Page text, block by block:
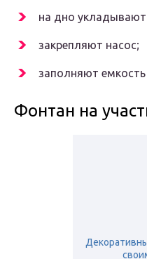
на дно
закрепляют насос;
заполняют
Фонтан на